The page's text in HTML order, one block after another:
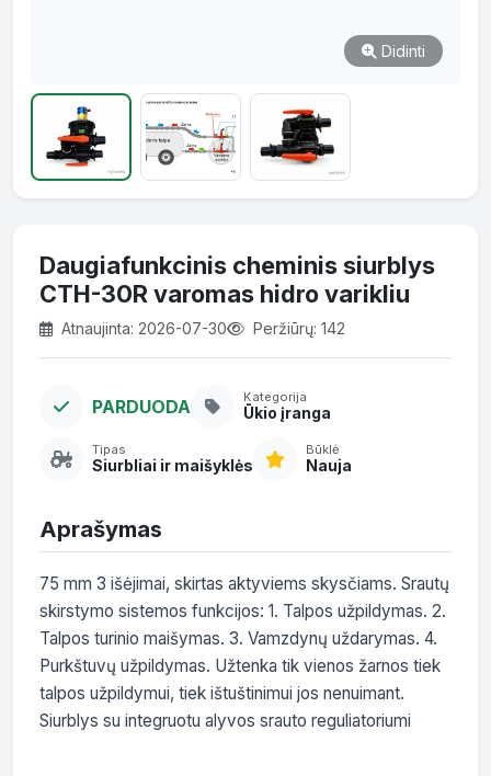
Didinti
Daugiafunkcinis cheminis siurblys
CTH-30R varomas hidro varikliu
Atnaujinta: 2026-07-30 Peržiūrų: 142
PARDUODA Kategorija
Ūkio įranga
Tipas
Siurbliai ir maišyklės
Būklė
Nauja
Aprašymas
75 mm 3 išėjimai, skirtas aktyviems skysčiams. Srautų
skirstymo sistemos funkcijos: 1. Talpos užpildymas. 2.
Talpos turinio maišymas. 3. Vamzdynų uždarymas. 4.
Purkštuvų užpildymas. Užtenka tik vienos žarnos tiek
talpos užpildymui, tiek ištuštinimui jos nenuimant.
Siurblys su integruotu alyvos srauto reguliatoriumi